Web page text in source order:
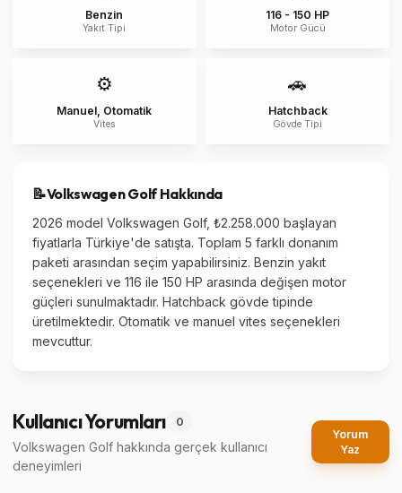
Benzin
Yakıt Tipi
116 - 150 HP
Motor Gücü
⚙️
Manuel, Otomatik
Vites
🚗
Hatchback
Gövde Tipi
📝VolkswagenGolfHakkında
2026 model Volkswagen Golf, ₺2.258.000 başlayan
fiyatlarla Türkiye'de satışta. Toplam 5 farklı donanım
paketi arasından seçim yapabilirsiniz. Benzin yakıt
seçenekleri ve 116 ile 150 HP arasında değişen motor
güçleri sunulmaktadır. Hatchback gövde tipinde
üretilmektedir. Otomatik ve manuel vites seçenekleri
mevcuttur.
Kullanıcı Yorumları 0
Volkswagen Golf hakkında gerçek kullanıcı
deneyimleri
Yorum
Yaz